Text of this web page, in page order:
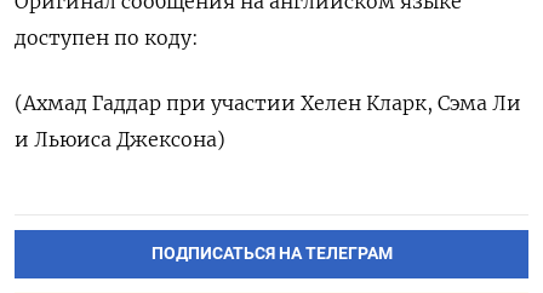
доступен по коду:
(Ахмад Гаддар ​при участии Хелен Кларк, ‌Сэма Ли
и Льюиса Джексона)
ПОДПИСАТЬСЯ НА ТЕЛЕГРАМ